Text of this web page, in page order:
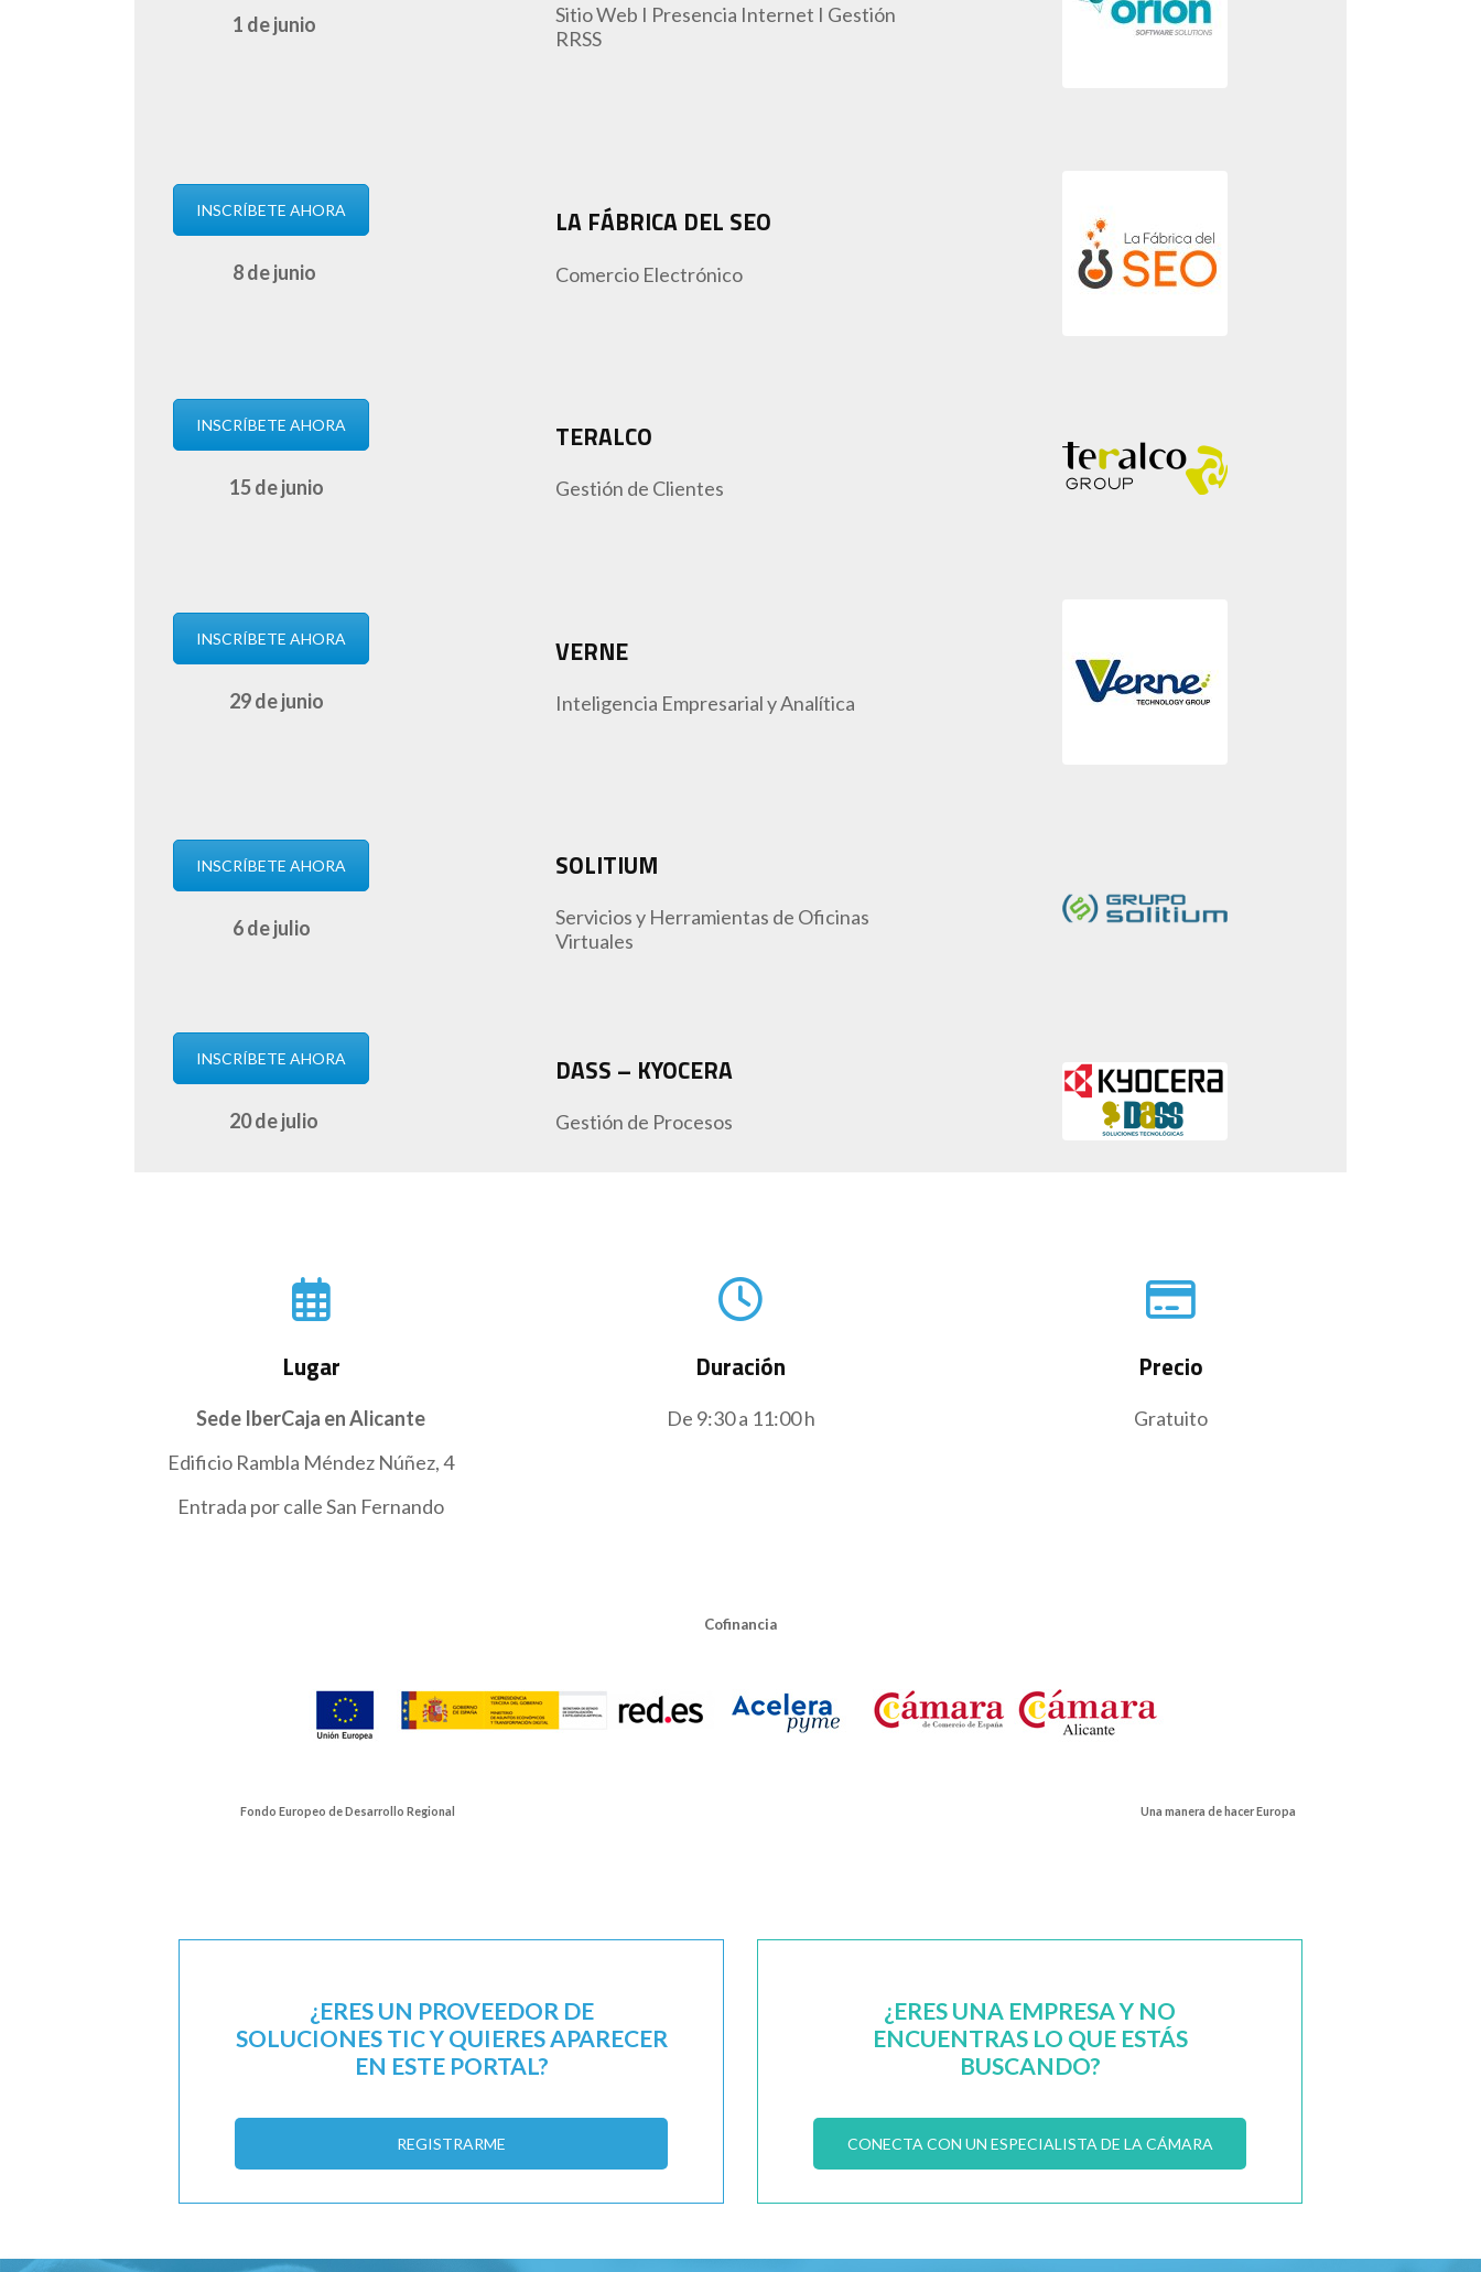
1 de junio
Sitio Web I Presencia Internet I Gestión
RRSS
INSCRÍBETE AHORA
8 de junio
LA FÁBRICA DEL SEO
Comercio Electrónico
INSCRÍBETE AHORA
15de junio
TERALCO
Gestión de Clientes
INSCRÍBETE AHORA
29 de junio
VERNE
Inteligencia Empresarial y Analítica
INSCRÍBETE AHORA
6 de julio
SOLITIUM
Servicios y Herramientas de Oficinas
Virtuales
INSCRÍBETE AHORA
20 de julio
DASS – KYOCERA
Gestión de Procesos
Lugar
Sede IberCaja en Alicante
Edificio Rambla Méndez Núñez, 4
Entrada por calle San Fernando
Duración
De 9:30 a 11:00 h
Precio
Gratuito
Cofinancia
Fondo Europeo de Desarrollo Regional Una manera de hacer Europa
¿ERES UN PROVEEDOR DE
SOLUCIONES TIC Y QUIERES APARECER
EN ESTE PORTAL?
REGISTRARME
¿ERES UNA EMPRESA Y NO
ENCUENTRAS LO QUE ESTÁS
BUSCANDO?
CONECTA CON UN ESPECIALISTA DE LA CÁMARA